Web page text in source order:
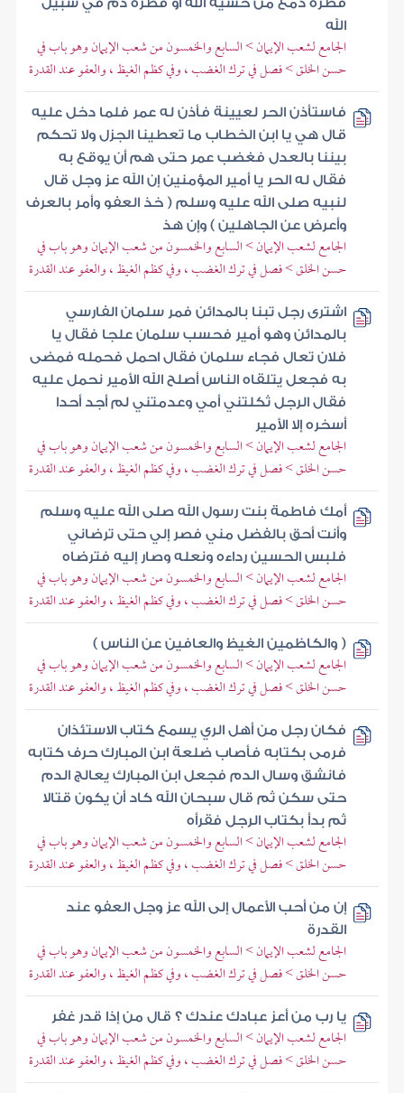
قطرة دمع من خشية الله أو قطرة دم في سبيل
الله
الجامع لشعب الإيمان > السابع والخمسون من شعب الإيمان وهو باب في
حسن الخلق > فصل في ترك الغضب ، وفي كظم الغيظ ، والعفو عند القدرة
فاستأذن الحر لعيينة فأذن له عمر فلما دخل عليه
قال هي يا ابن الخطاب ما تعطينا الجزل ولا تحكم
بيننا بالعدل فغضب عمر حتى هم أن يوقع به
فقال له الحر يا أمير المؤمنين إن الله عز وجل قال
لنبيه صلى الله عليه وسلم ( خذ العفو وأمر بالعرف
وأعرض عن الجاهلين ) وإن هذ
الجامع لشعب الإيمان > السابع والخمسون من شعب الإيمان وهو باب في
حسن الخلق > فصل في ترك الغضب ، وفي كظم الغيظ ، والعفو عند القدرة
اشترى رجل تبنا بالمدائن فمر سلمان الفارسي
بالمدائن وهو أمير فحسب سلمان علجا فقال يا
فلان تعال فجاء سلمان فقال احمل فحمله فمضى
به فجعل يتلقاه الناس أصلح الله الأمير نحمل عليه
فقال الرجل ثكلتني أمي وعدمتني لم أجد أحدا
أسخره إلا الأمير
الجامع لشعب الإيمان > السابع والخمسون من شعب الإيمان وهو باب في
حسن الخلق > فصل في ترك الغضب ، وفي كظم الغيظ ، والعفو عند القدرة
أمك فاطمة بنت رسول الله صلى الله عليه وسلم
وأنت أحق بالفضل مني فصر إلي حتى ترضاني
فلبس الحسين رداءه ونعله وصار إليه فترضاه
الجامع لشعب الإيمان > السابع والخمسون من شعب الإيمان وهو باب في
حسن الخلق > فصل في ترك الغضب ، وفي كظم الغيظ ، والعفو عند القدرة
( والكاظمين الغيظ والعافين عن الناس )
الجامع لشعب الإيمان > السابع والخمسون من شعب الإيمان وهو باب في
حسن الخلق > فصل في ترك الغضب ، وفي كظم الغيظ ، والعفو عند القدرة
فكان رجل من أهل الري يسمع كتاب الاستئذان
فرمى بكتابه فأصاب ضلعة ابن المبارك حرف كتابه
فانشق وسال الدم فجعل ابن المبارك يعالج الدم
حتى سكن ثم قال سبحان الله كاد أن يكون قتالا
ثم بدأ بكتاب الرجل فقرأه
الجامع لشعب الإيمان > السابع والخمسون من شعب الإيمان وهو باب في
حسن الخلق > فصل في ترك الغضب ، وفي كظم الغيظ ، والعفو عند القدرة
إن من أحب الأعمال إلى الله عز وجل العفو عند
القدرة
الجامع لشعب الإيمان > السابع والخمسون من شعب الإيمان وهو باب في
حسن الخلق > فصل في ترك الغضب ، وفي كظم الغيظ ، والعفو عند القدرة
يا رب من أعز عبادك عندك ؟ قال من إذا قدر غفر
الجامع لشعب الإيمان > السابع والخمسون من شعب الإيمان وهو باب في
حسن الخلق > فصل في ترك الغضب ، وفي كظم الغيظ ، والعفو عند القدرة